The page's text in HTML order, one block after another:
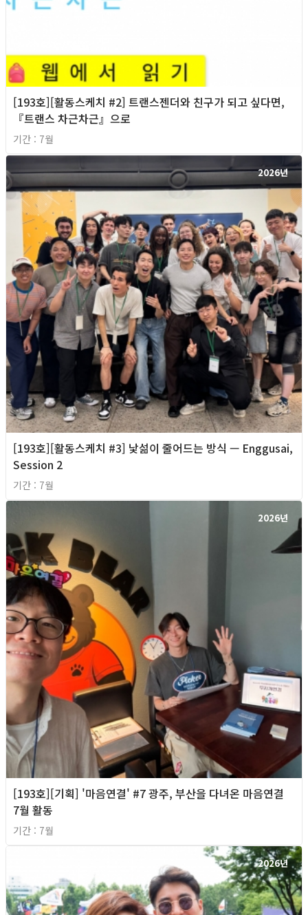
[193호][활동스케치 #2] 트랜스젠더와 친구가 되고 싶다면,
『트랜스 차근차근』으로
기간 : 7월
2026년
[193호][활동스케치 #3] 낯섦이 줄어드는 방식 — Enggusai,
Session 2
기간 : 7월
2026년
[193호][기획] '마음연결' #7 광주, 부산을 다녀온 마음연결
7월 활동
기간 : 7월
2026년